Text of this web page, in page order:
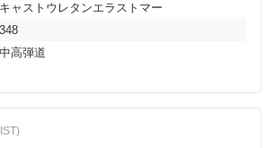
キャストウレタンエラストマー
348
中高弾道